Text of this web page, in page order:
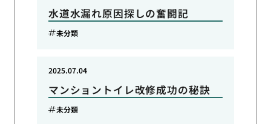
水道水漏れ原因探しの奮闘記
未分類
マンショントイレ改修成功の秘訣
2025.07.04
未分類